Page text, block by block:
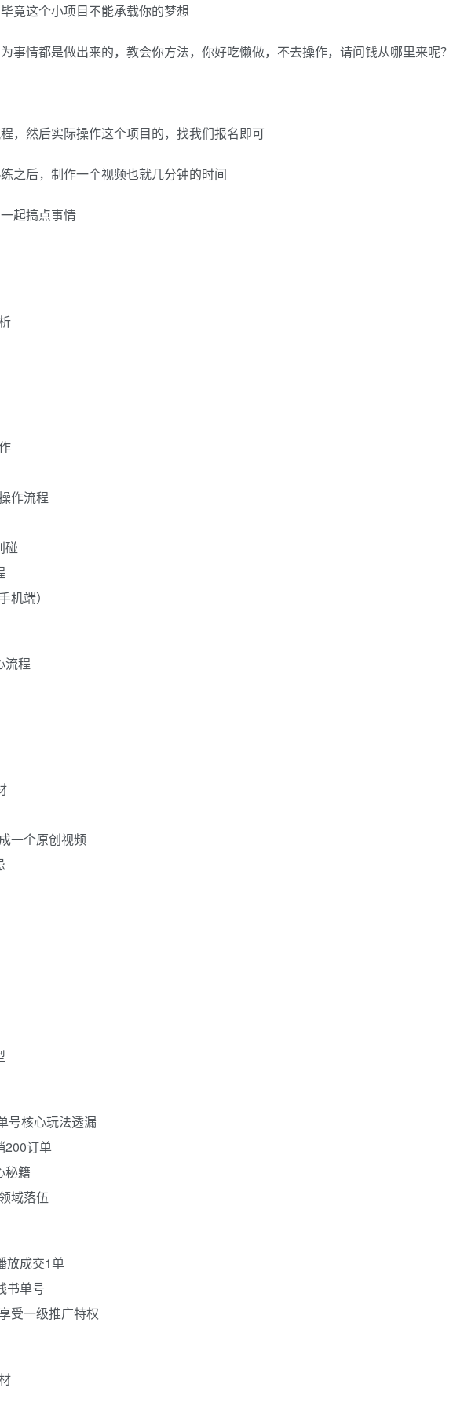
竟这个小项目不能承载你的梦想
事情都是做出来的，教会你方法，你好吃懒做，不去操作，请问钱从哪里来呢？
，然后实际操作这个项目的，找我们报名即可
之后，制作一个视频也就几分钟的时间
起搞点事情
作流程
碰
机端）
流程
一个原创视频
号核心玩法透漏
200订单
秘籍
域落伍
放成交1单
书单号
受一级推广特权